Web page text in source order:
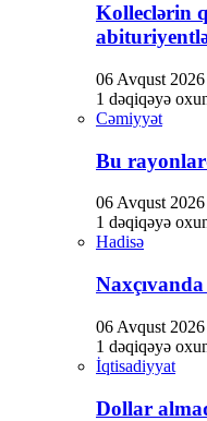
Kolleclərin
06 Avqust 2026
1 dəqiqəyə
Cəmiyyət
Bu
06 Avqust 2026
1 dəqiqəyə
Hadisə
06 Avqust 2026
1 dəqiqəyə
İqtisadiyyat
Dollar